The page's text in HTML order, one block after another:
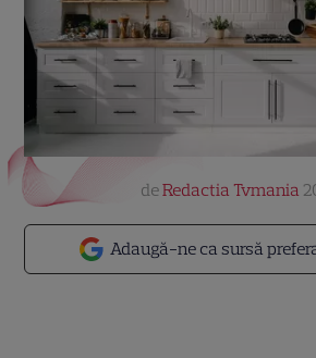
Adaugă-ne ca sursă
deRedactia Tvmania